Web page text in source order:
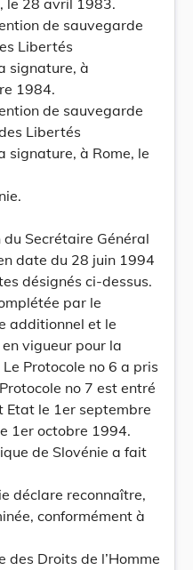
le 28 avril 1983.
de sauvegarde
Libertés
signature, à
1984.
de sauvegarde
Libertés
signature, à Rome, le
Secrétaire Général
date du 28 juin 1994
désignés ci-dessus.
par le
additionnel et le
vigueur pour la
Protocole no 6 a pris
no 7 est entré
Etat le 1er septembre
1er octobre 1994.
de Slovénie a fait
déclare reconnaître,
conformément à
des Droits de l’Homme